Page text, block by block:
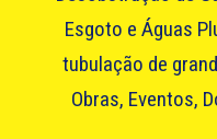
Esgoto e Águas
tubulação de
Obras, Eventos,